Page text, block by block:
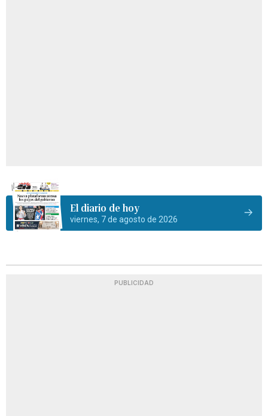
El diario de hoy
viernes, 7 de agosto de 2026
PUBLICIDAD